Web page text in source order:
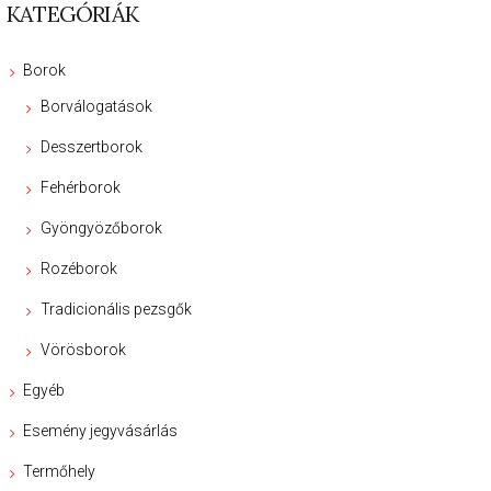
KATEGÓRIÁK
Borok
Borválogatások
Desszertborok
Fehérborok
Gyöngyözőborok
Rozéborok
Tradicionális pezsgők
Vörösborok
Egyéb
Esemény jegyvásárlás
Termőhely